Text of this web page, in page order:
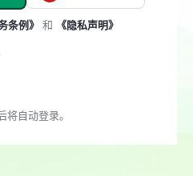
条例》 和 《隐私声明》
将自动登录。